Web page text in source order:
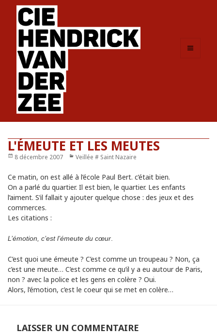
L'ÉMEUTE ET LES MEUTES
Publié
8 décembre 2007 Catégories
Veillée # Saint Nazaire
Ce matin, on est allé à l’école Paul Bert. c’était bien.
On a parlé du quartier. Il est bien, le quartier. Les enfants
l’aiment. S’il fallait y ajouter quelque chose : des jeux et des
commerces.
Les citations :
L’émotion, c’est l’émeute du cœur.
C’est quoi une émeute ? C’est comme un troupeau ? Non, ça
c’est une meute… C’est comme ce qu’il y a eu autour de Paris,
non ? avec la police et les gens en colère ? Oui.
Alors, l’émotion, c’est le coeur qui se met en colère…
LAISSER UN COMMENTAIRE